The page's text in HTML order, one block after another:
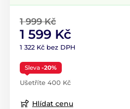
1 999 Kč
1 599 Kč
1 322 Kč bez DPH
Sleva -20%
Ušetříte 400 Kč
Hlídat cenu